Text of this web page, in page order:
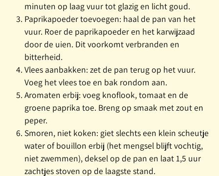
minuten op laag vuur tot glazig en licht goud.
Paprikapoeder toevoegen: haal de pan van het
vuur. Roer de paprikapoeder en het karwijzaad
door de uien. Dit voorkomt verbranden en
bitterheid.
Vlees aanbakken: zet de pan terug op het vuur.
Voeg het vlees toe en bak rondom aan.
Aromaten erbij: voeg knoflook, tomaat en de
groene paprika toe. Breng op smaak met zout en
peper.
Smoren, niet koken: giet slechts een klein scheutje
water of bouillon erbij (het mengsel blijft vochtig,
niet zwemmen), deksel op de pan en laat 1,5 uur
zachtjes stoven op de laagste stand.